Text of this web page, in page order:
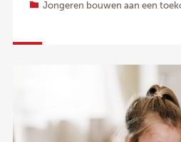
Jongeren bouwen aan een